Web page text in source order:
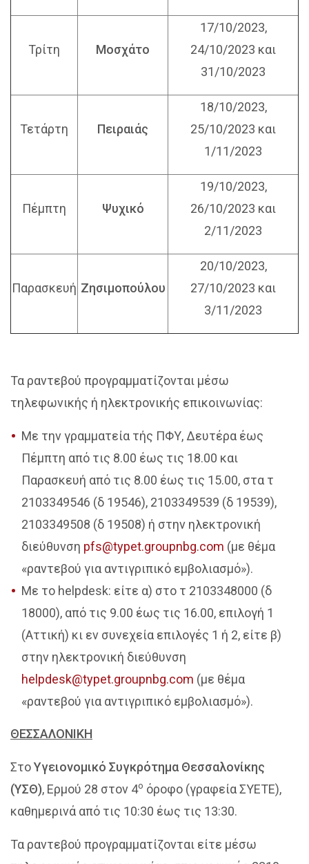
Τρίτη Μοσχάτο
17/10/2023,
24/10/2023 και
31/10/2023
Τετάρτη Πειραιάς
18/10/2023,
25/10/2023 και
1/11/2023
Πέμπτη Ψυχικό
19/10/2023,
26/10/2023 και
2/11/2023
Παρασκευή Ζησιμοπούλου
20/10/2023,
27/10/2023 και
3/11/2023
Τα ραντεβού προγραμματίζονται μέσω
τηλεφωνικής ή ηλεκτρονικής επικοινωνίας:
Με την γραμματεία τής ΠΦΥ, Δευτέρα έως
Πέμπτη από τις 8.00 έως τις 18.00 και
Παρασκευή από τις 8.00 έως τις 15.00, στα τ
2103349546 (δ 19546), 2103349539 (δ 19539),
2103349508 (δ 19508) ή στην ηλεκτρονική
διεύθυνση pfs@typet.groupnbg.com (με θέμα
«ραντεβού για αντιγριπικό εμβολιασμό»).
Με το helpdesk: είτε α) στο τ 2103348000 (δ
18000), από τις 9.00 έως τις 16.00, επιλογή 1
(Αττική) κι εν συνεχεία επιλογές 1 ή 2, είτε β)
στην ηλεκτρονική διεύθυνση
helpdesk@typet.groupnbg.com (με θέμα
«ραντεβού για αντιγριπικό εμβολιασμό»).
ΘΕΣΣΑΛΟΝΙΚΗ
ΣτοΥγειονομικό Συγκρότημα Θεσσαλονίκης
(ΥΣΘ), Ερμού 28 στον 4ο όροφο (γραφεία ΣΥΕΤΕ),
καθημερινά από τις 10:30 έως τις 13:30.
Τα ραντεβού προγραμματίζονται είτε μέσω